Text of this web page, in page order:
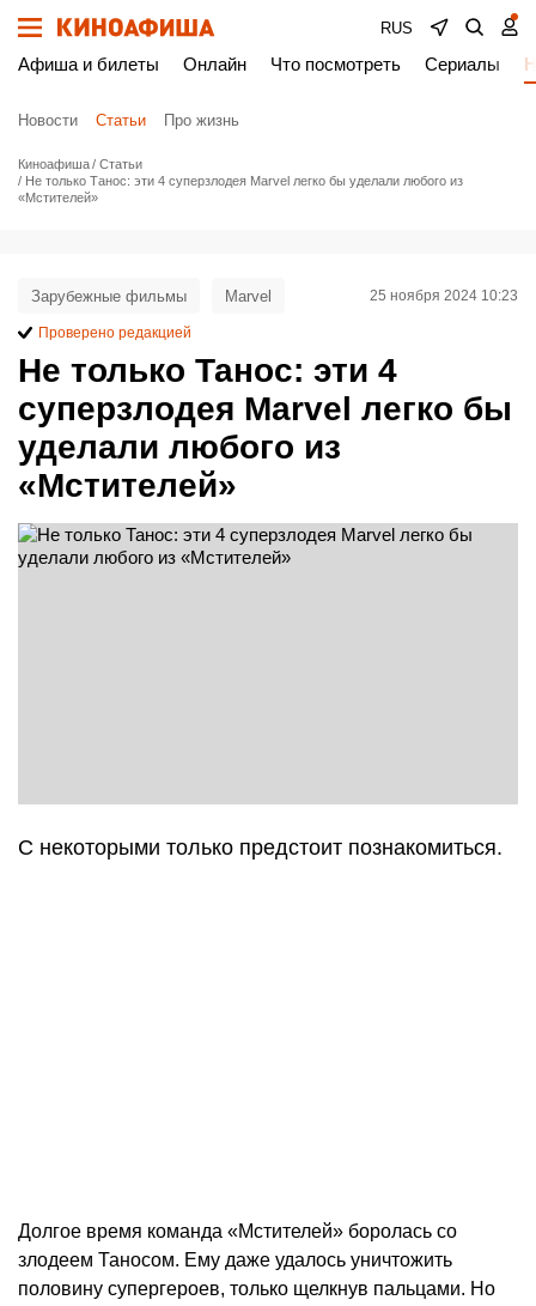
RUS
Афиша и билеты Онлайн Что посмотреть Сериалы
Новости Статьи Про жизнь
Киноафиша
Статьи
Не только Танос: эти 4 суперзлодея Marvel легко бы уделали любого из
«Мстителей»
Не только Танос: эти 4
суперзлодея Marvel легко бы
уделали любого из
«Мстителей»
Зарубежные фильмы Marvel 25 ноября 2024 10:23
Проверено редакцией
С некоторыми только предстоит познакомиться.
Долгое время команда «Мстителей» боролась со
злодеем Таносом. Ему даже удалось уничтожить
половину супергероев, только щелкнув пальцами. Но